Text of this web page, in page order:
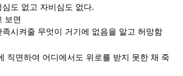
도 없고 자비심도 없다.
보면
족시켜줄 무엇이 거기에 없음을 알고 허망함
직면하여 어디에서도 위로를 받지 못한 채 죽